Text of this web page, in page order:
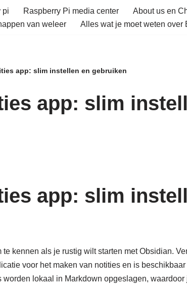
pi Raspberry Pi media center
About us en
van weleer
Alles wat je moet weten over
app: slim instellen en gebruiken
app: slim
app: slim
te kennen als je rustig wilt starten met Obsidian.
voor het maken van notities en is
lokaal in Markdown opgeslagen,